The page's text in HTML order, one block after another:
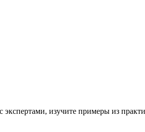
изучите примеры из